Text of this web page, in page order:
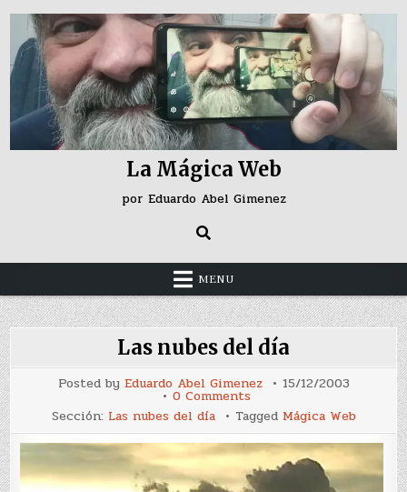
Skip
content
La Mágica Web
por Eduardo Abel Gimenez
MENU
Las nubes del día
Posted by Eduardo Abel Gimenez 15/12/2003
0 Commentson
nubes
del
día
Sección: Las nubes del día Tagged Mágica Web